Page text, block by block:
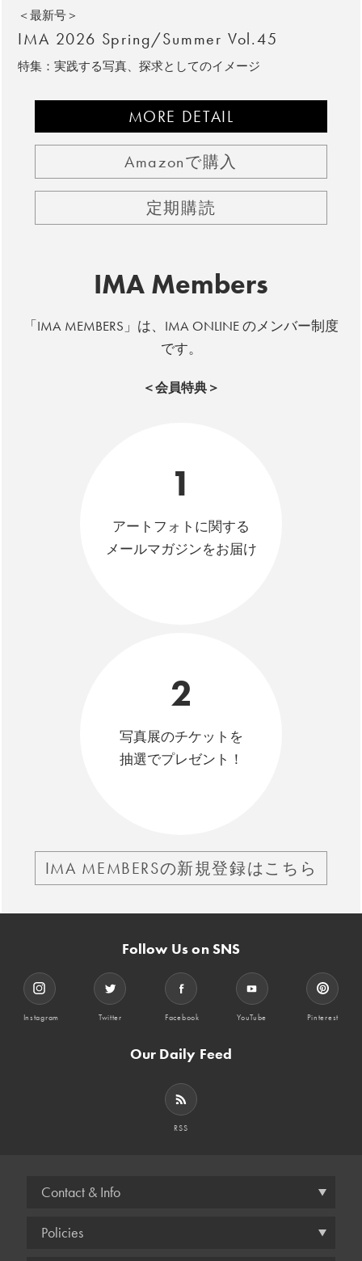
＜最新号＞
IMA 2026 Spring/Summer Vol.45
特集：実践する写真、探求としてのイメージ
MORE DETAIL
Amazonで購入
定期購読
IMA Members
「IMA MEMBERS」は、IMA ONLINE のメンバー制度
です。
＜会員特典＞
1
アートフォトに関する
メールマガジンをお届け
2
写真展のチケットを
抽選でプレゼント！
IMA MEMBERSの新規登録はこちら
Follow Us on SNS
Instagram Twitter Facebook YouTube Pinterest
Our Daily Feed
RSS
Contact & Info
Policies